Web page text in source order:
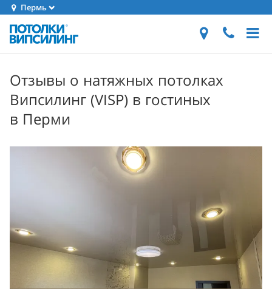
Пермь
Отзывы о натяжных потолках
Випсилинг (VISP) в гостиных
в Перми